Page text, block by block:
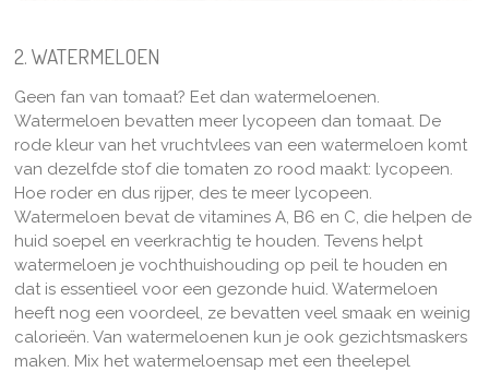
2. WATERMELOEN
Geen fan van tomaat? Eet dan watermeloenen.
Watermeloen bevatten meer lycopeen dan tomaat. De
rode kleur van het vruchtvlees van een watermeloen komt
van dezelfde stof die tomaten zo rood maakt: lycopeen.
Hoe roder en dus rijper, des te meer lycopeen.
Watermeloen bevat de vitamines A, B6 en C, die helpen de
huid soepel en veerkrachtig te houden. Tevens helpt
watermeloen je vochthuishouding op peil te houden en
dat is essentieel voor een gezonde huid. Watermeloen
heeft nog een voordeel, ze bevatten veel smaak en weinig
calorieën. Van watermeloenen kun je ook gezichtsmaskers
maken. Mix het watermeloensap met een theelepel